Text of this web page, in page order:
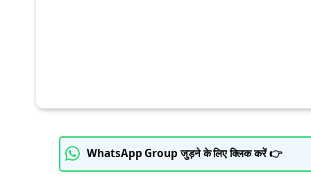
WhatsApp Group जुड़ने के लिए क्लिक करें 👉